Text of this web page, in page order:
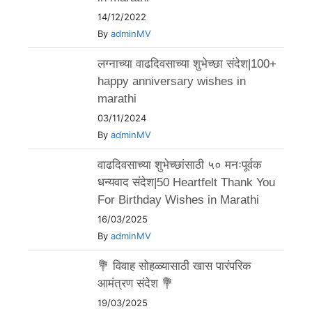
14/12/2022
By adminMV
लग्नाच्या वाढदिवसाच्या शुभेच्छा संदेश|100+
happy anniversary wishes in
marathi
03/11/2024
By adminMV
वाढदिवसाच्या शुभेच्छांसाठी ५० मनःपूर्वक
धन्यवाद संदेश|50 Heartfelt Thank You
For Birthday Wishes in Marathi
16/03/2025
By adminMV
💐 विवाह सोहळ्यासाठी खास पारंपरिक
आमंत्रण संदेश 💐
19/03/2025